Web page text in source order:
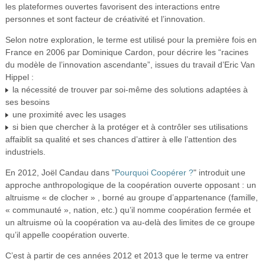
les plateformes ouvertes favorisent des interactions entre
personnes et sont facteur de créativité et l’innovation.
Selon notre exploration, le terme est utilisé pour la première fois en
France en 2006 par Dominique Cardon, pour décrire les “racines
du modèle de l’innovation ascendante”, issues du travail d’Eric Van
Hippel :
la nécessité de trouver par soi-même des solutions adaptées à
ses besoins
une proximité avec les usages
si bien que chercher à la protéger et à contrôler ses utilisations
affaiblit sa qualité et ses chances d’attirer à elle l’attention des
industriels.
En 2012, Joël Candau dans "Pourquoi Coopérer ?" introduit une
approche anthropologique de la coopération ouverte opposant : un
altruisme « de clocher » , borné au groupe d’appartenance (famille,
« communauté », nation, etc.) qu’il nomme coopération fermée et
un altruisme où la coopération va au-delà des limites de ce groupe
qu’il appelle coopération ouverte.
C’est à partir de ces années 2012 et 2013 que le terme va entrer